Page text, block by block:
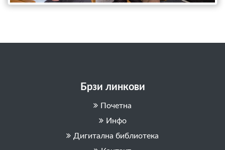
Брзи линкови
Почетна
Инфо
Дигитална библиотека